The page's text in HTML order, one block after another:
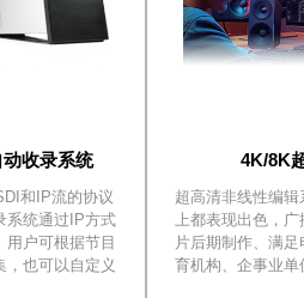
收录系统
和IP流的协议
系统通过IP方式
户可根据节目
，也可以自定义
4K/8K
超高清非线性编
上都表现出色，
片后期制作、满
育机构、企事业